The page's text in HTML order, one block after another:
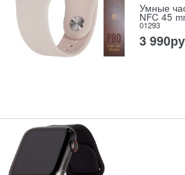
Умные
NFC 45
01293
3 990